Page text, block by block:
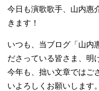
今日も演歌歌手、山内惠
きます！
いつも、当ブログ「山内
ださっている皆さま、明
今年も、拙い文章ではご
いよろしくお願いします。